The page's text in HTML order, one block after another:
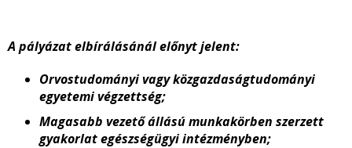
A pályázat elbírálásánál előnyt jelent:
Orvostudományi vagy közgazdaságtudományi
egyetemi végzettség;
Magasabb vezető állású munkakörben szerzett
gyakorlat egészségügyi intézményben;